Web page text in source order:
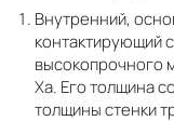
Внутренний,
контактирующий
высокопрочного
Xa. Его толщина
толщины стенки